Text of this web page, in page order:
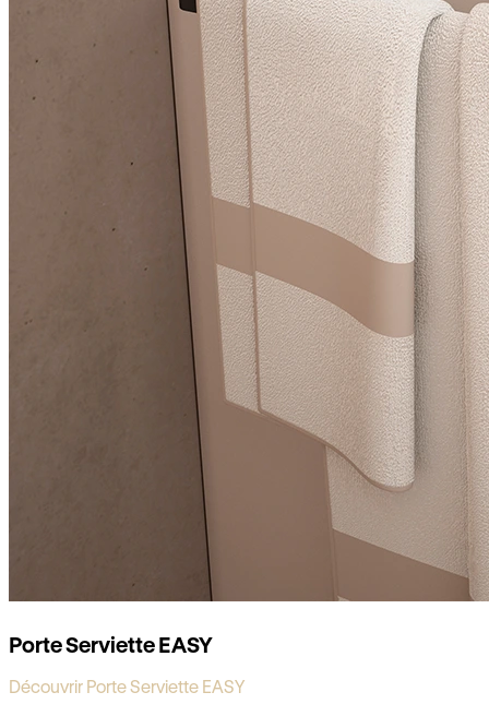
Porte Serviette EASY
Découvrir Porte Serviette EASY